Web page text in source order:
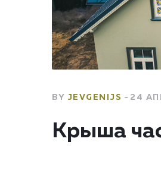
BY JEVGENIJS 24
Крыша